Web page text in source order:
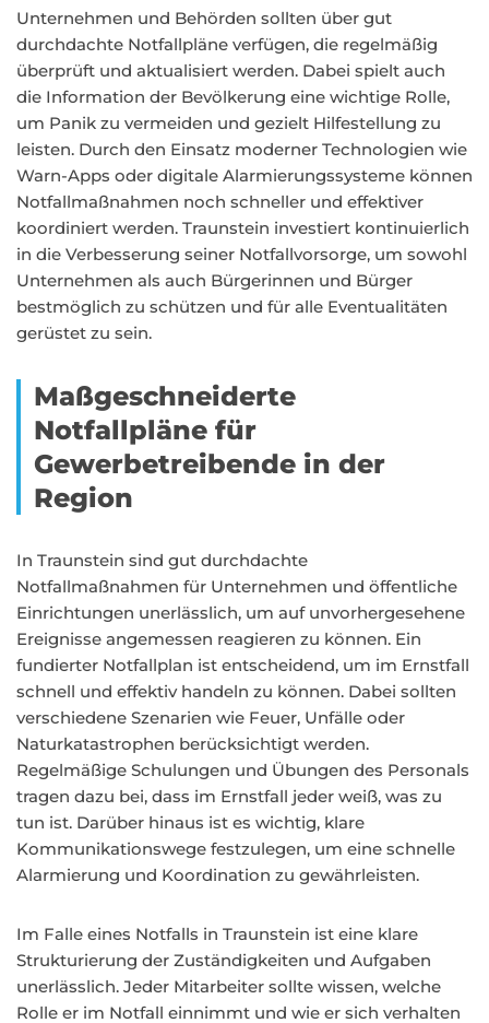
Unternehmen und Behörden sollten über gut
durchdachte Notfallpläne verfügen, die regelmäßig
überprüft und aktualisiert werden. Dabei spielt auch
die Information der Bevölkerung eine wichtige Rolle,
um Panik zu vermeiden und gezielt Hilfestellung zu
leisten. Durch den Einsatz moderner Technologien wie
Warn-Apps oder digitale Alarmierungssysteme können
Notfallmaßnahmen noch schneller und effektiver
koordiniert werden. Traunstein investiert kontinuierlich
in die Verbesserung seiner Notfallvorsorge, um sowohl
Unternehmen als auch Bürgerinnen und Bürger
bestmöglich zu schützen und für alle Eventualitäten
gerüstet zu sein.
Maßgeschneiderte
Notfallpläne für
Gewerbetreibende in der
Region
In Traunstein sind gut durchdachte
Notfallmaßnahmen für Unternehmen und öffentliche
Einrichtungen unerlässlich, um auf unvorhergesehene
Ereignisse angemessen reagieren zu können. Ein
fundierter Notfallplan ist entscheidend, um im Ernstfall
schnell und effektiv handeln zu können. Dabei sollten
verschiedene Szenarien wie Feuer, Unfälle oder
Naturkatastrophen berücksichtigt werden.
Regelmäßige Schulungen und Übungen des Personals
tragen dazu bei, dass im Ernstfall jeder weiß, was zu
tun ist. Darüber hinaus ist es wichtig, klare
Kommunikationswege festzulegen, um eine schnelle
Alarmierung und Koordination zu gewährleisten.
Im Falle eines Notfalls in Traunstein ist eine klare
Strukturierung der Zuständigkeiten und Aufgaben
unerlässlich. Jeder Mitarbeiter sollte wissen, welche
Rolle er im Notfall einnimmt und wie er sich verhalten